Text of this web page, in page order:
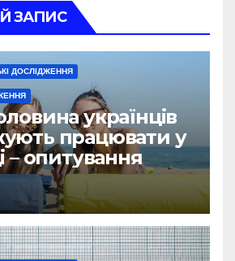
ЗАПИС
ДОСЛІДЖЕННЯ
українців
працювати у
– опитування